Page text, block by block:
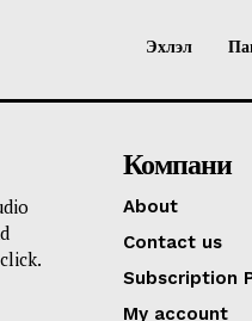
Эхлэл
Компани
About
Contact us
Subscription
My account